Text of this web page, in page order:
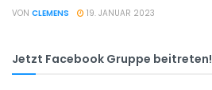
VON CLEMENS 19. JANUAR 2023
Jetzt Facebook Gruppe beitreten!